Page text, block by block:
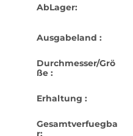
AbLager:
Ausgabeland :
Durchmesser/Grö
ße :
Erhaltung :
Gesamtverfuegba
r: